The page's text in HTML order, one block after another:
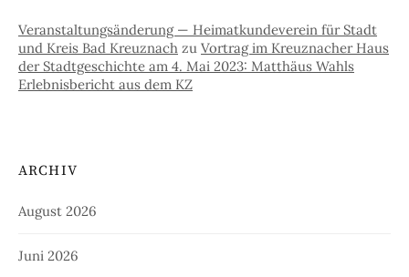
Veranstaltungsänderung — Heimatkundeverein für Stadt
und Kreis Bad Kreuznach zu Vortrag im Kreuznacher Haus
der Stadtgeschichte am 4. Mai 2023: Matthäus Wahls
Erlebnisbericht aus dem KZ
ARCHIV
August 2026
Juni 2026